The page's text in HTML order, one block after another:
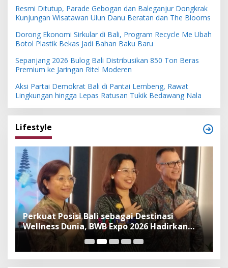
Resmi Ditutup, Parade Gebogan dan Baleganjur Dongkrak
Kunjungan Wisatawan Ulun Danu Beratan dan The Blooms
Dorong Ekonomi Sirkular di Bali, Program Recycle Me Ubah
Botol Plastik Bekas Jadi Bahan Baku Baru
Sepanjang 2026 Bulog Bali Distribusikan 850 Ton Beras
Premium ke Jaringan Ritel Moderen
Aksi Partai Demokrat Bali di Pantai Lembeng, Rawat
Lingkungan hingga Lepas Ratusan Tukik Bedawang Nala
Lifestyle
Perkuat Posisi Bali sebagai Destinasi
Wellness Dunia, BWB Expo 2026 Hadirkan
Exhibitor Nasional dan Global